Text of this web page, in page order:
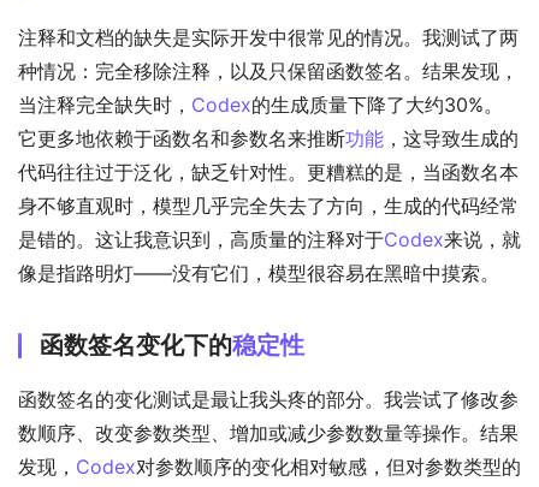
注释和文档的缺失是实际开发中很常见的情况。我测试了两
种情况：完全移除注释，以及只保留函数签名。结果发现，
当注释完全缺失时， Codex的生成质量下降了大约30%。
它更多地依赖于函数名和参数名来推断功能 ，这导致生成的
代码往往过于泛化，缺乏针对性。更糟糕的是，当函数名本
身不够直观时，模型几乎完全失去了方向，生成的代码经常
是错的。这让我意识到，高质量的注释对于Codex来说，就
像是指路明灯——没有它们，模型很容易在黑暗中摸索。
函数签名变化下的稳定性
函数签名的变化测试是最让我头疼的部分。我尝试了修改参
数顺序、改变参数类型、增加或减少参数数量等操作。结果
发现， Codex对参数顺序的变化相对敏感，但对参数类型的